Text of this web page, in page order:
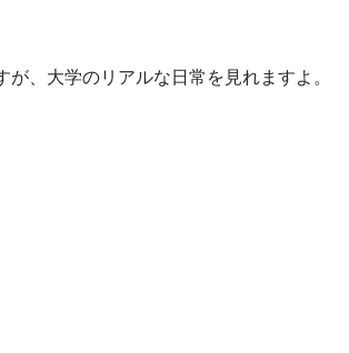
が、大学のリアルな日常を見れますよ。